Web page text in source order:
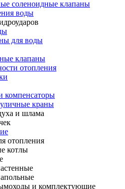
соленоидные клапаны
воды
для воды
клапаны
отопления
компенсаторы
краны
и шлама
отопления
котлы
и комплектующие